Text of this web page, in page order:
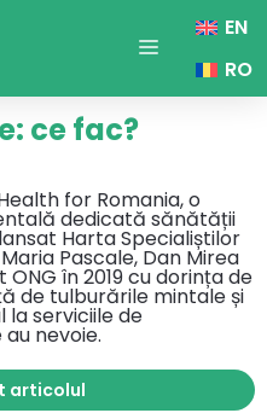
Menu
EN
RO
ce fac?
for Romania, o
dedicată sănătății
Harta Specialiștilor
Pascale, Dan Mirea
ONG în 2019 cu dorința de
de tulburările mintale și
serviciile de
nevoie.
articolul